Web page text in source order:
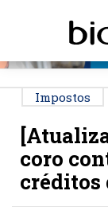
Impostos
coro
créditos